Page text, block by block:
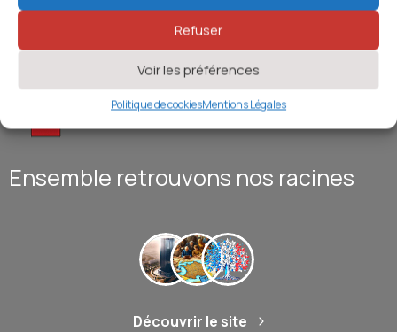
Refuser
Voir les préférences
Politique de cookiesMentions Légales
Ensemble retrouvons nos racines
Découvrir le site